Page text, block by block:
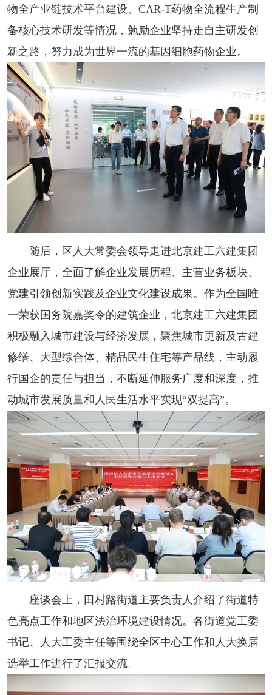
物全产业链技术平台建设、CAR-T药物全流程生产制
备核心技术研发等情况，勉励企业坚持走自主研发创
新之路，努力成为世界一流的基因细胞药物企业。
随后，区人大常委会领导走进北京建工六建集团
企业展厅，全面了解企业发展历程、主营业务板块、
党建引领创新实践及企业文化建设成果。作为全国唯
一荣获国务院嘉奖令的建筑企业，北京建工六建集团
积极融入城市建设与经济发展，聚焦城市更新及古建
修缮、大型综合体、精品民生住宅等产品线，主动履
行国企的责任与担当，不断延伸服务广度和深度，推
动城市发展质量和人民生活水平实现“双提高”。
座谈会上，田村路街道主要负责人介绍了街道特
色亮点工作和地区法治环境建设情况。各街道党工委
书记、人大工委主任等围绕全区中心工作和人大换届
选举工作进行了汇报交流。